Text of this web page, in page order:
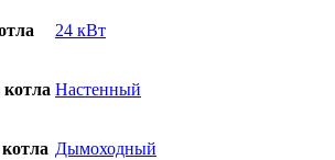
24 кВт
котла Настенный
Дымоходный